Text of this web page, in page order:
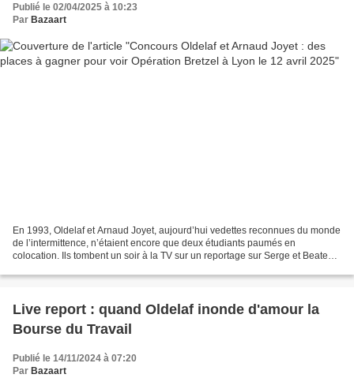
Publié le 02/04/2025 à 10:23
Par Bazaart
En 1993, Oldelaf et Arnaud Joyet, aujourd’hui vedettes reconnues du monde
de l’intermittence, n’étaient encore que deux étudiants paumés en
colocation. Ils tombent un soir à la TV sur un reportage sur Serge et Beate
Live report : quand Oldelaf inonde d'amour la
Bourse du Travail
Publié le 14/11/2024 à 07:20
Par Bazaart